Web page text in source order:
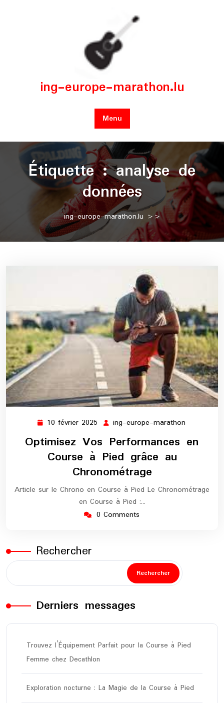
ing-europe-marathon.lu
Menu
Étiquette :analyse de
données
ing-europe-marathon.lu >>
10 février 2025 10
février
2025
ing-europe-marathon
marathon
Optimisez Vos Performances en
Course à Pied grâce au
Chronométrage
Article sur le Chrono en Course à Pied Le Chronométrage
en Course à Pied :…
0 Comments
Rechercher
Rechercher
Derniers messages
Trouvez l’Équipement Parfait pour la Course à Pied
Femme chez Decathlon
Exploration nocturne : La Magie de la Course à Pied